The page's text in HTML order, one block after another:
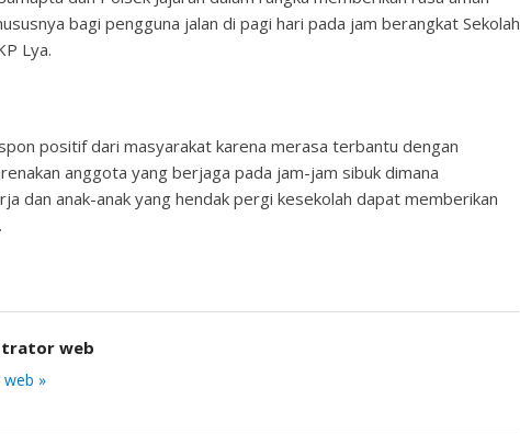
bagi pengguna jalan di pagi hari pada jam berangkat Sekolah
Lya.
positif dari masyarakat karena merasa terbantu dengan
anggota yang berjaga pada jam-jam sibuk dimana
dan anak-anak yang hendak pergi kesekolah dapat memberikan
web
»